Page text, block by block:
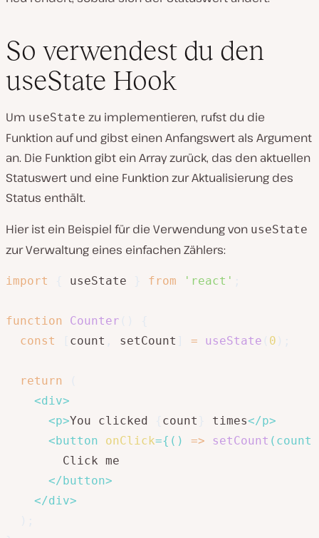
So verwendest du den
useState Hook
Um useState zu implementieren, rufst du die
Funktion auf und gibst einen Anfangswert als Argument
an. Die Funktion gibt ein Array zurück, das den aktuellen
Statuswert und eine Funktion zur Aktualisierung des
Status enthält.
Hier ist ein Beispiel für die Verwendung von useState
zur Verwaltung eines einfachen Zählers:
import useState from 'react'
function Counter
const
count setCount = useState 0
return
<div>
<p>You clicked count times</p>
<button onClick={ ( ) => setCount ( count
        Click me
</button>
</div>